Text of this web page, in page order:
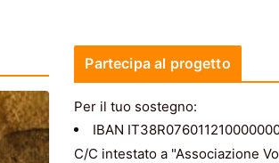
Partecipa al progetto
Per il tuo sostegno:
IBAN
C/C intestato a "Associazione